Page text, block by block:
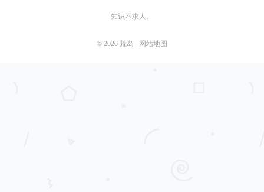
知识不求人。
© 2026 荒岛 网站地图